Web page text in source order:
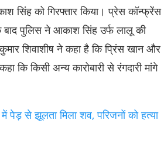
सिंह को गिरफ्तार किया। प्रेस कॉन्फ्रेंस
बाद पुलिस ने आकाश सिंह उर्फ लालू की
शिवाशीष ने कहा है कि प्रिंस खान और
कि किसी अन्य कारोबारी से रंगदारी मांगे
से झूलता मिला शव, परिजनों को हत्या